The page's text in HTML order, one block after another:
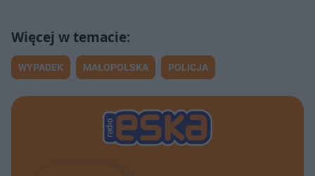
WYPADEK MAŁOPOLSKA POLICJA